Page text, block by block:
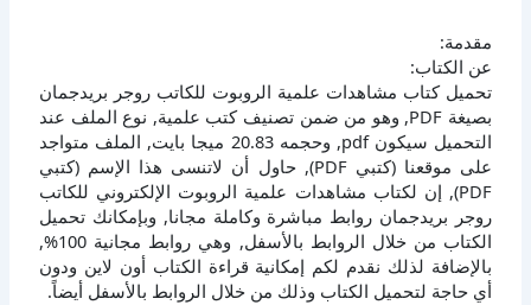
مقدمة:
عن الكتاب:
تحميل كتاب مشاهدات علمية الروبوت للكاتب روجر بريدجمان
بصيغة PDF, وهو من ضمن تصنيف كتب علمية, نوع الملف عند
التحميل سيكون pdf, وحجمه 20.83 ميجا بايت, الملف متواجد
على موقعنا (كتبي PDF), حاول أن لاتنسى هذا الإسم (كتبي
PDF), إن لكتاب مشاهدات علمية الروبوت الإلكتروني للكاتب
روجر بريدجمان روابط مباشرة وكاملة مجانا, وبإمكانك تحميل
الكتاب من خلال الروابط بالأسفل, وهي روابط مجانية 100%,
بالإضافة لذلك نقدم لكم إمكانية قراءة الكتاب أون لاين ودون
أي حاجة لتحميل الكتاب وذلك من خلال الروابط بالأسفل أيضاً.